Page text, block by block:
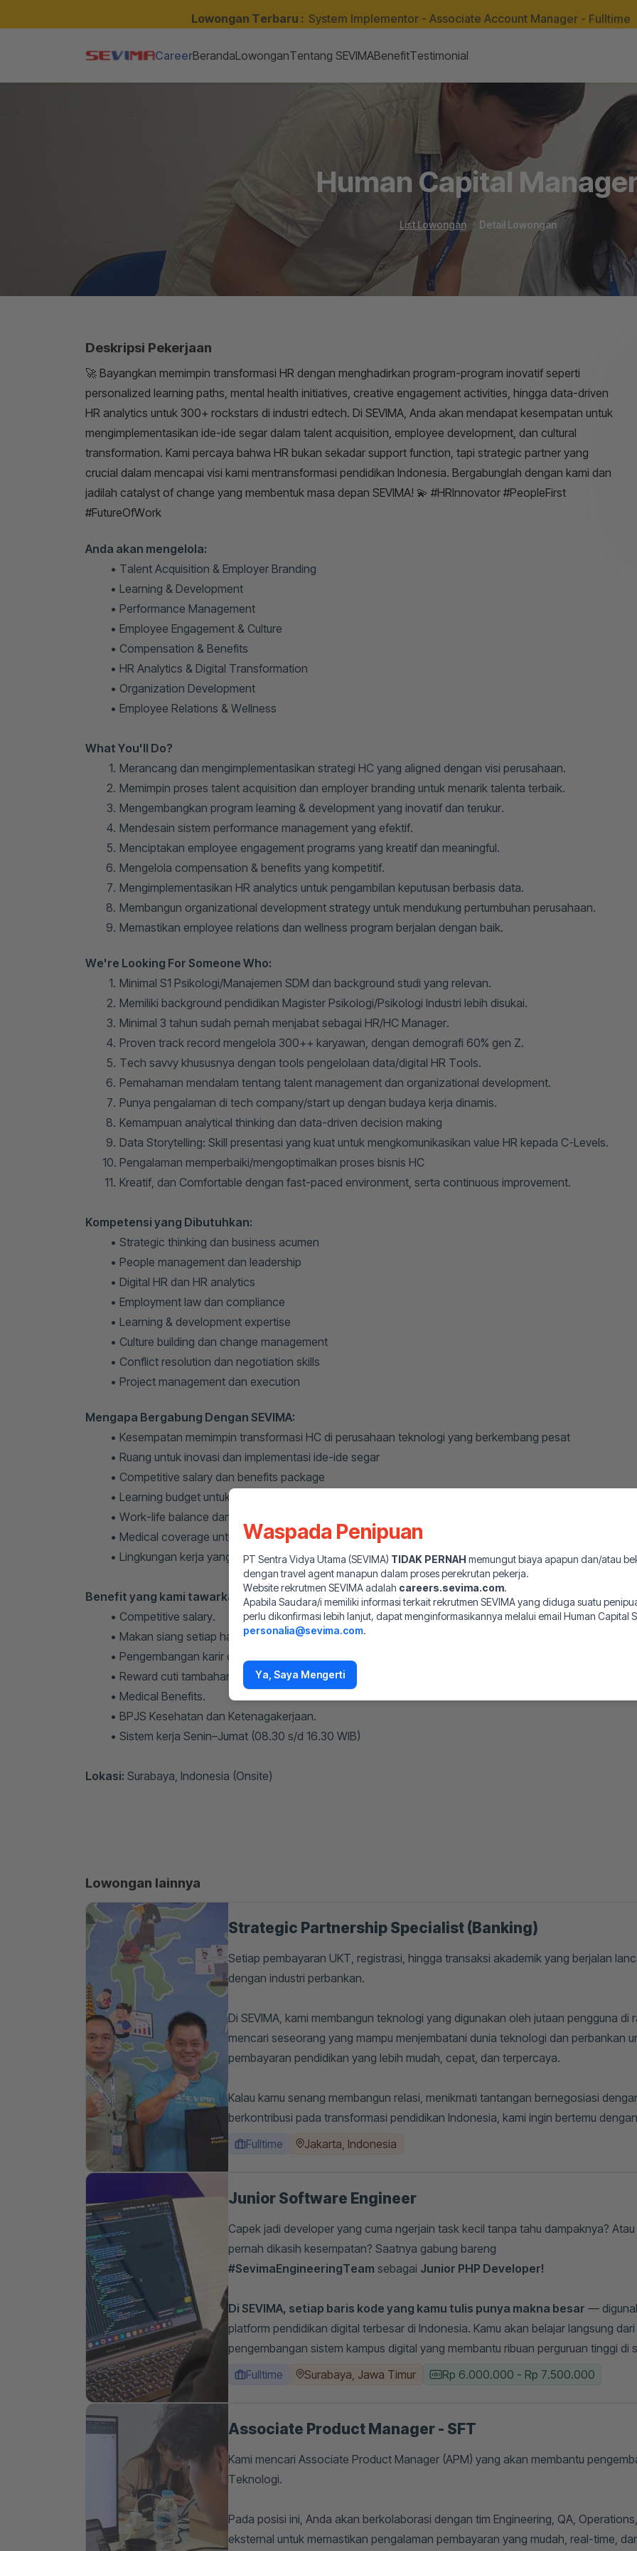
Lowongan Terbaru : System Implementor - Associate Account Manager - Fulltime
CareerBerandaLowonganTentang SEVIMABenefitTestimonial
Human Capital
List Lowongan Detail Lowongan
Deskripsi Pekerjaan
🚀 Bayangkan memimpin transformasi HR dengan menghadirkan program-program inovatif seperti
personalized learning paths, mental health initiatives, creative engagement activities, hingga data-driven
HR analytics untuk 300+ rockstars di industri edtech. Di SEVIMA, Anda akan mendapat kesempatan untuk
mengimplementasikan ide-ide segar dalam talent acquisition, employee development, dan cultural
transformation. Kami percaya bahwa HR bukan sekadar support function, tapi strategic partner yang
crucial dalam mencapai visi kami mentransformasi pendidikan Indonesia. Bergabunglah dengan kami dan
jadilah catalyst of change yang membentuk masa depan SEVIMA! 💫 #HRInnovator #PeopleFirst
#FutureOfWork
Anda akan mengelola:
Talent Acquisition & Employer Branding
Learning & Development
Performance Management
Employee Engagement & Culture
Compensation & Benefits
HR Analytics & Digital Transformation
Organization Development
Employee Relations & Wellness
What You'll Do?
Merancang dan mengimplementasikan strategi HC yang aligned dengan visi perusahaan.
Memimpin proses talent acquisition dan employer branding untuk menarik talenta terbaik.
Mengembangkan program learning & development yang inovatif dan terukur.
Mendesain sistem performance management yang efektif.
Menciptakan employee engagement programs yang kreatif dan meaningful.
Mengelola compensation & benefits yang kompetitif.
Mengimplementasikan HR analytics untuk pengambilan keputusan berbasis data.
Membangun organizational development strategy untuk mendukung pertumbuhan perusahaan.
Memastikan employee relations dan wellness program berjalan dengan baik.
We're Looking For Someone Who:
Minimal S1 Psikologi/Manajemen SDM dan background studi yang relevan.
Memiliki background pendidikan Magister Psikologi/Psikologi Industri lebih disukai.
Minimal 3 tahun sudah pernah menjabat sebagai HR/HC Manager.
Proven track record mengelola 300++ karyawan, dengan demografi 60% gen Z.
Tech savvy khususnya dengan tools pengelolaan data/digital HR Tools.
Pemahaman mendalam tentang talent management dan organizational development.
Punya pengalaman di tech company/start up dengan budaya kerja dinamis.
Kemampuan analytical thinking dan data-driven decision making
Data Storytelling: Skill presentasi yang kuat untuk mengkomunikasikan value HR kepada C-Levels.
Pengalaman memperbaiki/mengoptimalkan proses bisnis HC
Kreatif, dan Comfortable dengan fast-paced environment, serta continuous improvement.
Kompetensi yang Dibutuhkan:
Strategic thinking dan business acumen
People management dan leadership
Digital HR dan HR analytics
Employment law dan compliance
Learning & development expertise
Culture building dan change management
Conflict resolution dan negotiation skills
Project management dan execution
Mengapa Bergabung Dengan SEVIMA:
Kesempatan memimpin transformasi HC di perusahaan teknologi yang berkembang pesat
Ruang untuk inovasi dan implementasi ide-ide segar
Competitive salary dan benefits package
Learning budget untuk pengembangan profesional
Work-life balance dan flexible working arrangement
Medical coverage untuk karyawan dan keluarga
Lingkungan kerja yang dinamis dan kolaboratif
Benefit yang kami tawarkan:
Competitive salary.
Makan siang setiap hari kerja.
Pengembangan karir dan pelatihan.
Reward cuti tambahan.
Medical Benefits.
BPJS Kesehatan dan Ketenagakerjaan.
Sistem kerja Senin–Jumat (08.30 s/d 16.30 WIB)
Lokasi: Surabaya, Indonesia (Onsite)
Waspada Penipuan
PT Sentra Vidya Utama (SEVIMA) TIDAK PERNAH memungut biaya apapun dan/atau
dengan travel agent manapun dalam proses perekrutan pekerja.
Website rekrutmen SEVIMA adalah careers.sevima.com.
Apabila Saudara/i memiliki informasi terkait rekrutmen SEVIMA yang diduga suatu
perlu dikonfirmasi lebih lanjut, dapat menginformasikannya melalui email Human Capital
personalia@sevima.com.
Ya, Saya Mengerti
Lowongan lainnya
Strategic Partnership Specialist (Banking)
Setiap pembayaran UKT, registrasi, hingga transaksi akademik yang berjalan
dengan industri perbankan.
Di SEVIMA, kami membangun teknologi yang digunakan oleh jutaan pengguna di
mencari seseorang yang mampu menjembatani dunia teknologi dan perbankan
pembayaran pendidikan yang lebih mudah, cepat, dan terpercaya.
Kalau kamu senang membangun relasi, menikmati tantangan bernegosiasi
berkontribusi pada transformasi pendidikan Indonesia, kami ingin bertemu
Fulltime
Jakarta, Indonesia
Junior Software Engineer
Capek jadi developer yang cuma ngerjain task kecil tanpa tahu dampaknya?
pernah dikasih kesempatan? Saatnya gabung bareng
#SevimaEngineeringTeam sebagai Junior PHP Developer!
Di SEVIMA, setiap baris kode yang kamu tulis punya makna besar —
platform pendidikan digital terbesar di Indonesia. Kamu akan belajar langsung
pengembangan sistem kampus digital yang membantu ribuan perguruan tinggi di
Fulltime
Surabaya, Jawa Timur Rp 6.000.000 - Rp 7.500.000
Associate Product Manager - SFT
Kami mencari Associate Product Manager (APM) yang akan membantu
Teknologi.
Pada posisi ini, Anda akan berkolaborasi dengan tim Engineering, QA,
eksternal untuk memastikan pengalaman pembayaran yang mudah, real-time,